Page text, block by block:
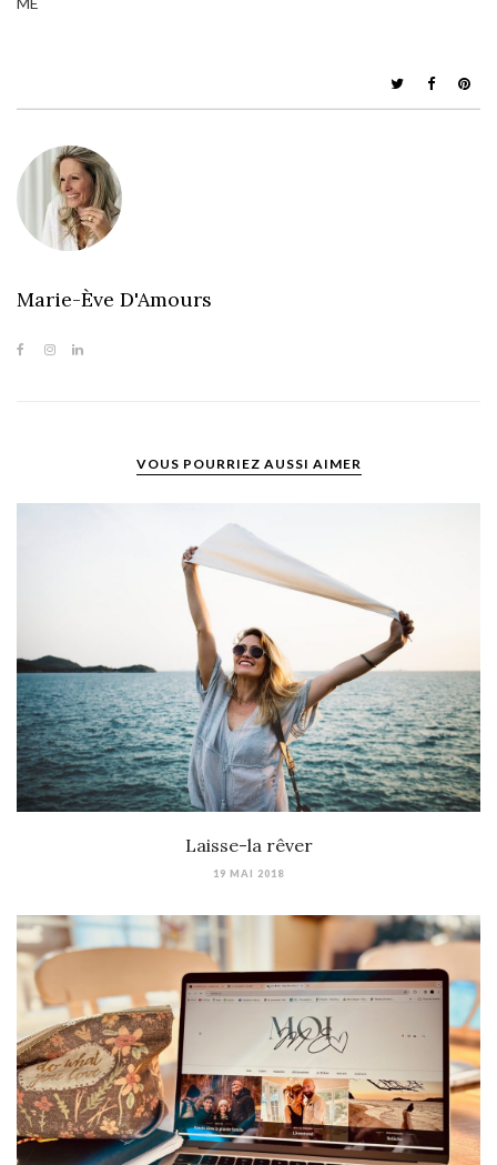
Marie-Ève D'Amours
VOUS POURRIEZ AUSSI AIMER
Laisse-la rêver
19 MAI 2018